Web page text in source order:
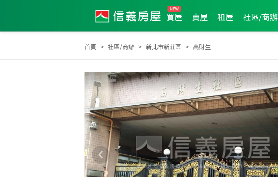
買屋 賣屋 租屋 社區/商辦
首頁 社區/商辦 新北市新莊區 高財生